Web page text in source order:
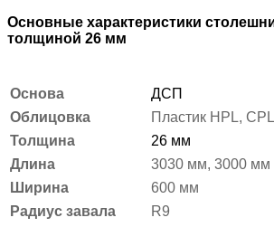
Основные характеристики
толщиной 26 мм
Основа
ДСП
Облицовка
Пластик HPL, CPL
Толщина
26 мм
Длина
3030 мм, 3000 мм
Ширина
600 мм
Радиус завала
R9